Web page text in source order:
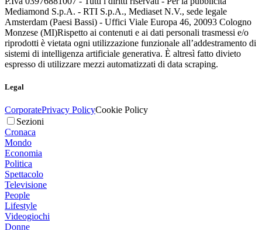
Mediamond S.p.A. - RTI S.p.A., Mediaset N.V., sede legale
Amsterdam (Paesi Bassi) - Uffici Viale Europa 46, 20093 Cologno
Monzese (MI)Rispetto ai contenuti e ai dati personali trasmessi e/o
riprodotti è vietata ogni utilizzazione funzionale all’addestramento di
sistemi di intelligenza artificiale generativa. È altresì fatto divieto
espresso di utilizzare mezzi automatizzati di data scraping.
Legal
CorporatePrivacy PolicyCookie Policy
Sezioni
Cronaca
Mondo
Economia
Politica
Spettacolo
Televisione
People
Lifestyle
Videogiochi
Donne